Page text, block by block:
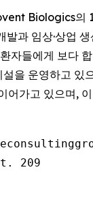
Biologics의
발과 임상·상업
자들에게 보다
을 운영하고 있
어가고 있으며,
209